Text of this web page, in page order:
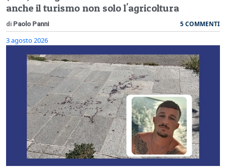
anche il turismo non solo l'agricoltura
di Paolo Panni 5 COMMENTI
3 agosto 2026